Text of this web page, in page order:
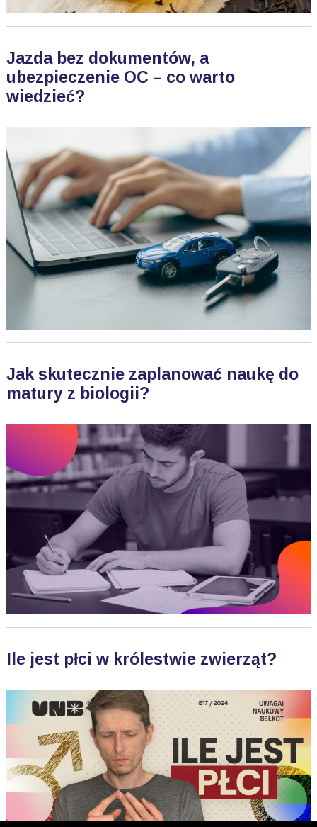
Jazda bez dokumentów, a
ubezpieczenie OC – co warto
wiedzieć?
Jak skutecznie zaplanować naukę do
matury z biologii?
Ile jest płci w królestwie zwierząt?